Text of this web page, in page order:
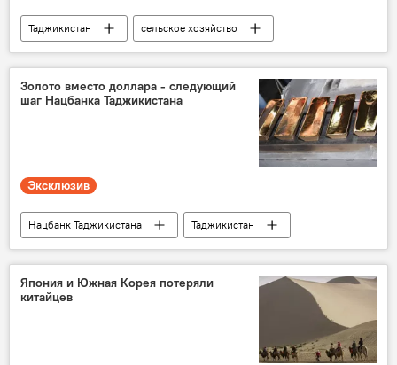
Таджикистан
сельское хозяйство
урожай
Новости Худжанда и Согдийской области
Золото вместо доллара - следующий
шаг Нацбанка Таджикистана
Эксклюзив
Нацбанк Таджикистана
Таджикистан
Экономика
золото
доллар
дедолларизация
Япония и Южная Корея потеряли
китайцев